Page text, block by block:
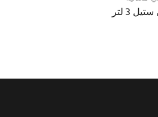
3 لتر